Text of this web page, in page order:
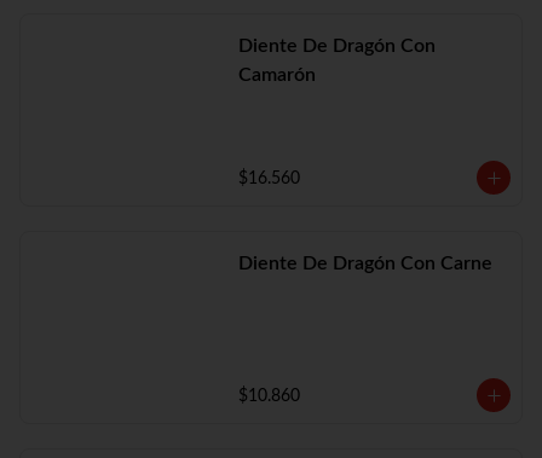
Diente De Dragón Con
Camarón
$16.560
Diente De Dragón Con Carne
$10.860